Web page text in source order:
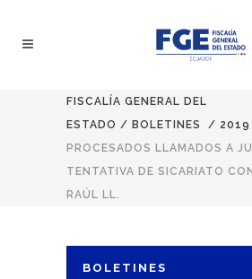
FISCALÍA GENERAL DEL
ESTADO / BOLETINES / 2019
PROCESADOS LLAMADOS A
TENTATIVA DE SICARIATO
RAÚL LL.
BOLETINES